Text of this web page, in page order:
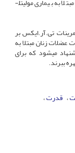
تی.آر.ایکس بر
زنان مبتلا به
می­شود که برای
ببرند.
قدرت